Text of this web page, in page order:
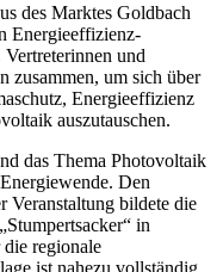
des Marktes Goldbach
Energieeffizienz-
und
zusammen, um sich über
Energieeffizienz
auszutauschen.
das Thema Photovoltaik
Den
Veranstaltung bildete die
in
regionale
ist nahezu vollständig